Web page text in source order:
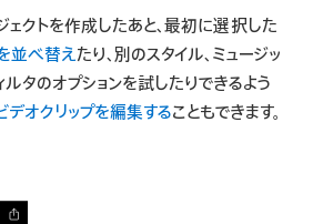
ェクトを作成したあと、最初に選択した
並べ替えたり、別のスタイル、ミュージッ
ルタのオプションを試したりできるよう
デオクリップを編集することもできます。